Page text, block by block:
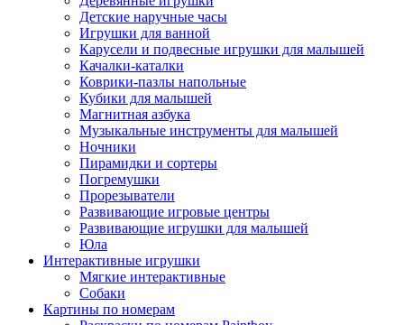
Детские наручные часы
Игрушки для ванной
Карусели и подвесные игрушки для малышей
Качалки-каталки
Коврики-пазлы напольные
Кубики для малышей
Магнитная азбука
Музыкальные инструменты для малышей
Ночники
Пирамидки и сортеры
Погремушки
Прорезыватели
Развивающие игровые центры
Развивающие игрушки для малышей
Юла
Интерактивные игрушки
Мягкие интерактивные
Собаки
Картины по номерам